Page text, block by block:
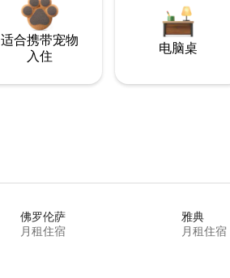
适合携带宠物
入住
电脑桌
佛罗伦萨
月租住宿
雅典
月租住宿